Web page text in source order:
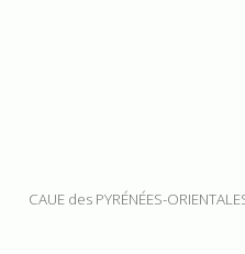
CAUE des PYRÉNÉES-